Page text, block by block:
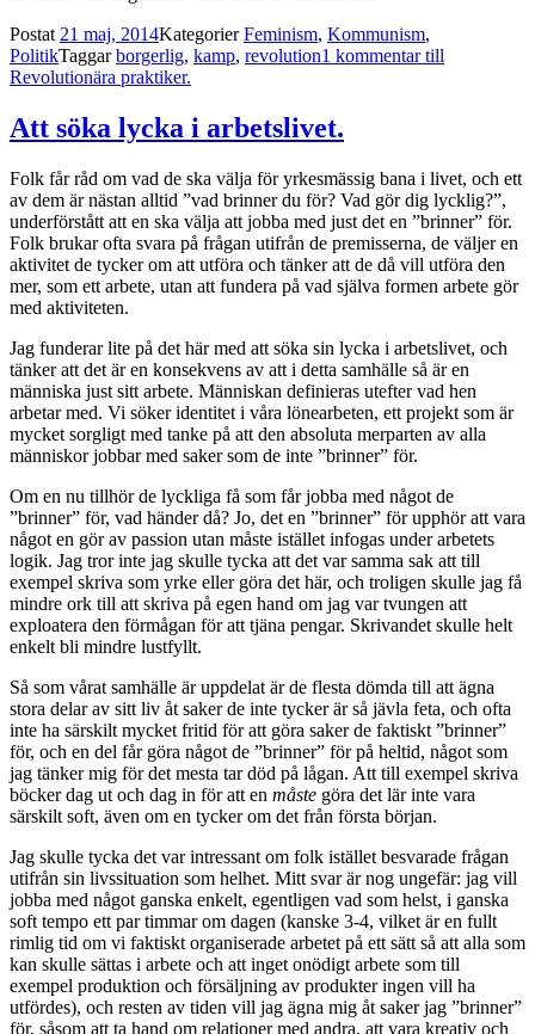
Postat 21 maj, 2014KategorierFeminism, Kommunism,
PolitikTaggarborgerlig, kamp, revolution1 kommentartill
Revolutionära praktiker.
Att söka lycka i arbetslivet.
Folk får råd om vad de ska välja för yrkesmässig bana i livet, och ett
av dem är nästan alltid ”vad brinner du för? Vad gör dig lycklig?”,
underförstått att en ska välja att jobba med just det en ”brinner” för.
Folk brukar ofta svara på frågan utifrån de premisserna, de väljer en
aktivitet de tycker om att utföra och tänker att de då vill utföra den
mer, som ett arbete, utan att fundera på vad själva formen arbete gör
med aktiviteten.
Jag funderar lite på det här med att söka sin lycka i arbetslivet, och
tänker att det är en konsekvens av att i detta samhälle så är en
människa just sitt arbete. Människan definieras utefter vad hen
arbetar med. Vi söker identitet i våra lönearbeten, ett projekt som är
mycket sorgligt med tanke på att den absoluta merparten av alla
människor jobbar med saker som de inte ”brinner” för.
Om en nu tillhör de lyckliga få som får jobba med något de
”brinner” för, vad händer då? Jo, det en ”brinner” för upphör att vara
något en gör av passion utan måste istället infogas under arbetets
logik. Jag tror inte jag skulle tycka att det var samma sak att till
exempel skriva som yrke eller göra det här, och troligen skulle jag få
mindre ork till att skriva på egen hand om jag var tvungen att
exploatera den förmågan för att tjäna pengar. Skrivandet skulle helt
enkelt bli mindre lustfyllt.
Så som vårat samhälle är uppdelat är de flesta dömda till att ägna
stora delar av sitt liv åt saker de inte tycker är så jävla feta, och ofta
inte ha särskilt mycket fritid för att göra saker de faktiskt ”brinner”
för, och en del får göra något de ”brinner” för på heltid, något som
jag tänker mig för det mesta tar död på lågan. Att till exempel skriva
böcker dag ut och dag in för att en måste göra det lär inte vara
särskilt soft, även om en tycker om det från första början.
Jag skulle tycka det var intressant om folk istället besvarade frågan
utifrån sin livssituation som helhet. Mitt svar är nog ungefär: jag vill
jobba med något ganska enkelt, egentligen vad som helst, i ganska
soft tempo ett par timmar om dagen (kanske 3-4, vilket är en fullt
rimlig tid om vi faktiskt organiserade arbetet på ett sätt så att alla som
kan skulle sättas i arbete och att inget onödigt arbete som till
exempel produktion och försäljning av produkter ingen vill ha
utfördes), och resten av tiden vill jag ägna mig åt saker jag ”brinner”
för, såsom att ta hand om relationer med andra, att vara kreativ och